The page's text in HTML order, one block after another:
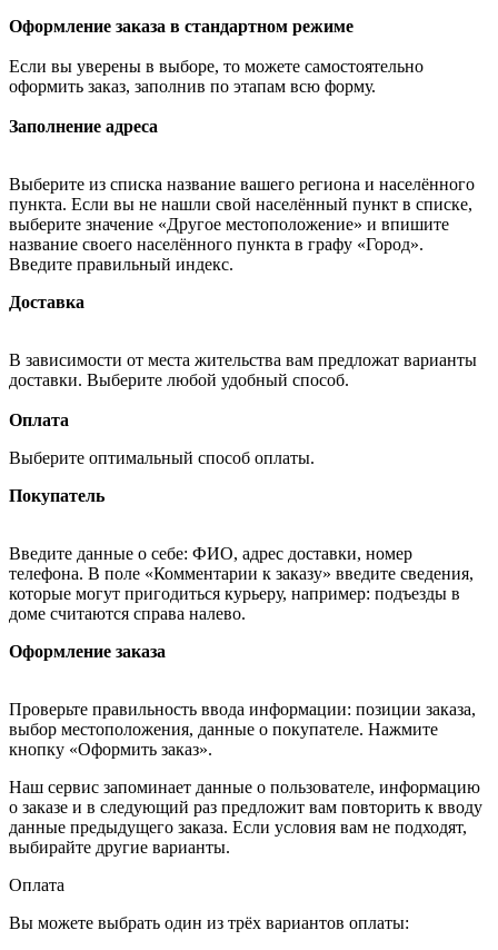
Оформление заказа в стандартном режиме
Если вы уверены в выборе, то можете самостоятельно
оформить заказ, заполнив по этапам всю форму.
Заполнение адреса
Выберите из списка название вашего региона и населённого
пункта. Если вы не нашли свой населённый пункт в списке,
выберите значение «Другое местоположение» и впишите
название своего населённого пункта в графу «Город».
Введите правильный индекс.
Доставка
В зависимости от места жительства вам предложат варианты
доставки. Выберите любой удобный способ.
Оплата
Выберите оптимальный способ оплаты.
Покупатель
Введите данные о себе: ФИО, адрес доставки, номер
телефона. В поле «Комментарии к заказу» введите сведения,
которые могут пригодиться курьеру, например: подъезды в
доме считаются справа налево.
Оформление заказа
Проверьте правильность ввода информации: позиции заказа,
выбор местоположения, данные о покупателе. Нажмите
кнопку «Оформить заказ».
Наш сервис запоминает данные о пользователе, информацию
о заказе и в следующий раз предложит вам повторить к вводу
данные предыдущего заказа. Если условия вам не подходят,
выбирайте другие варианты.
Оплата
Вы можете выбрать один из трёх вариантов оплаты: